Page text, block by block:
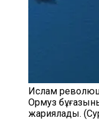
Ислам
Ормуз
жариялады.